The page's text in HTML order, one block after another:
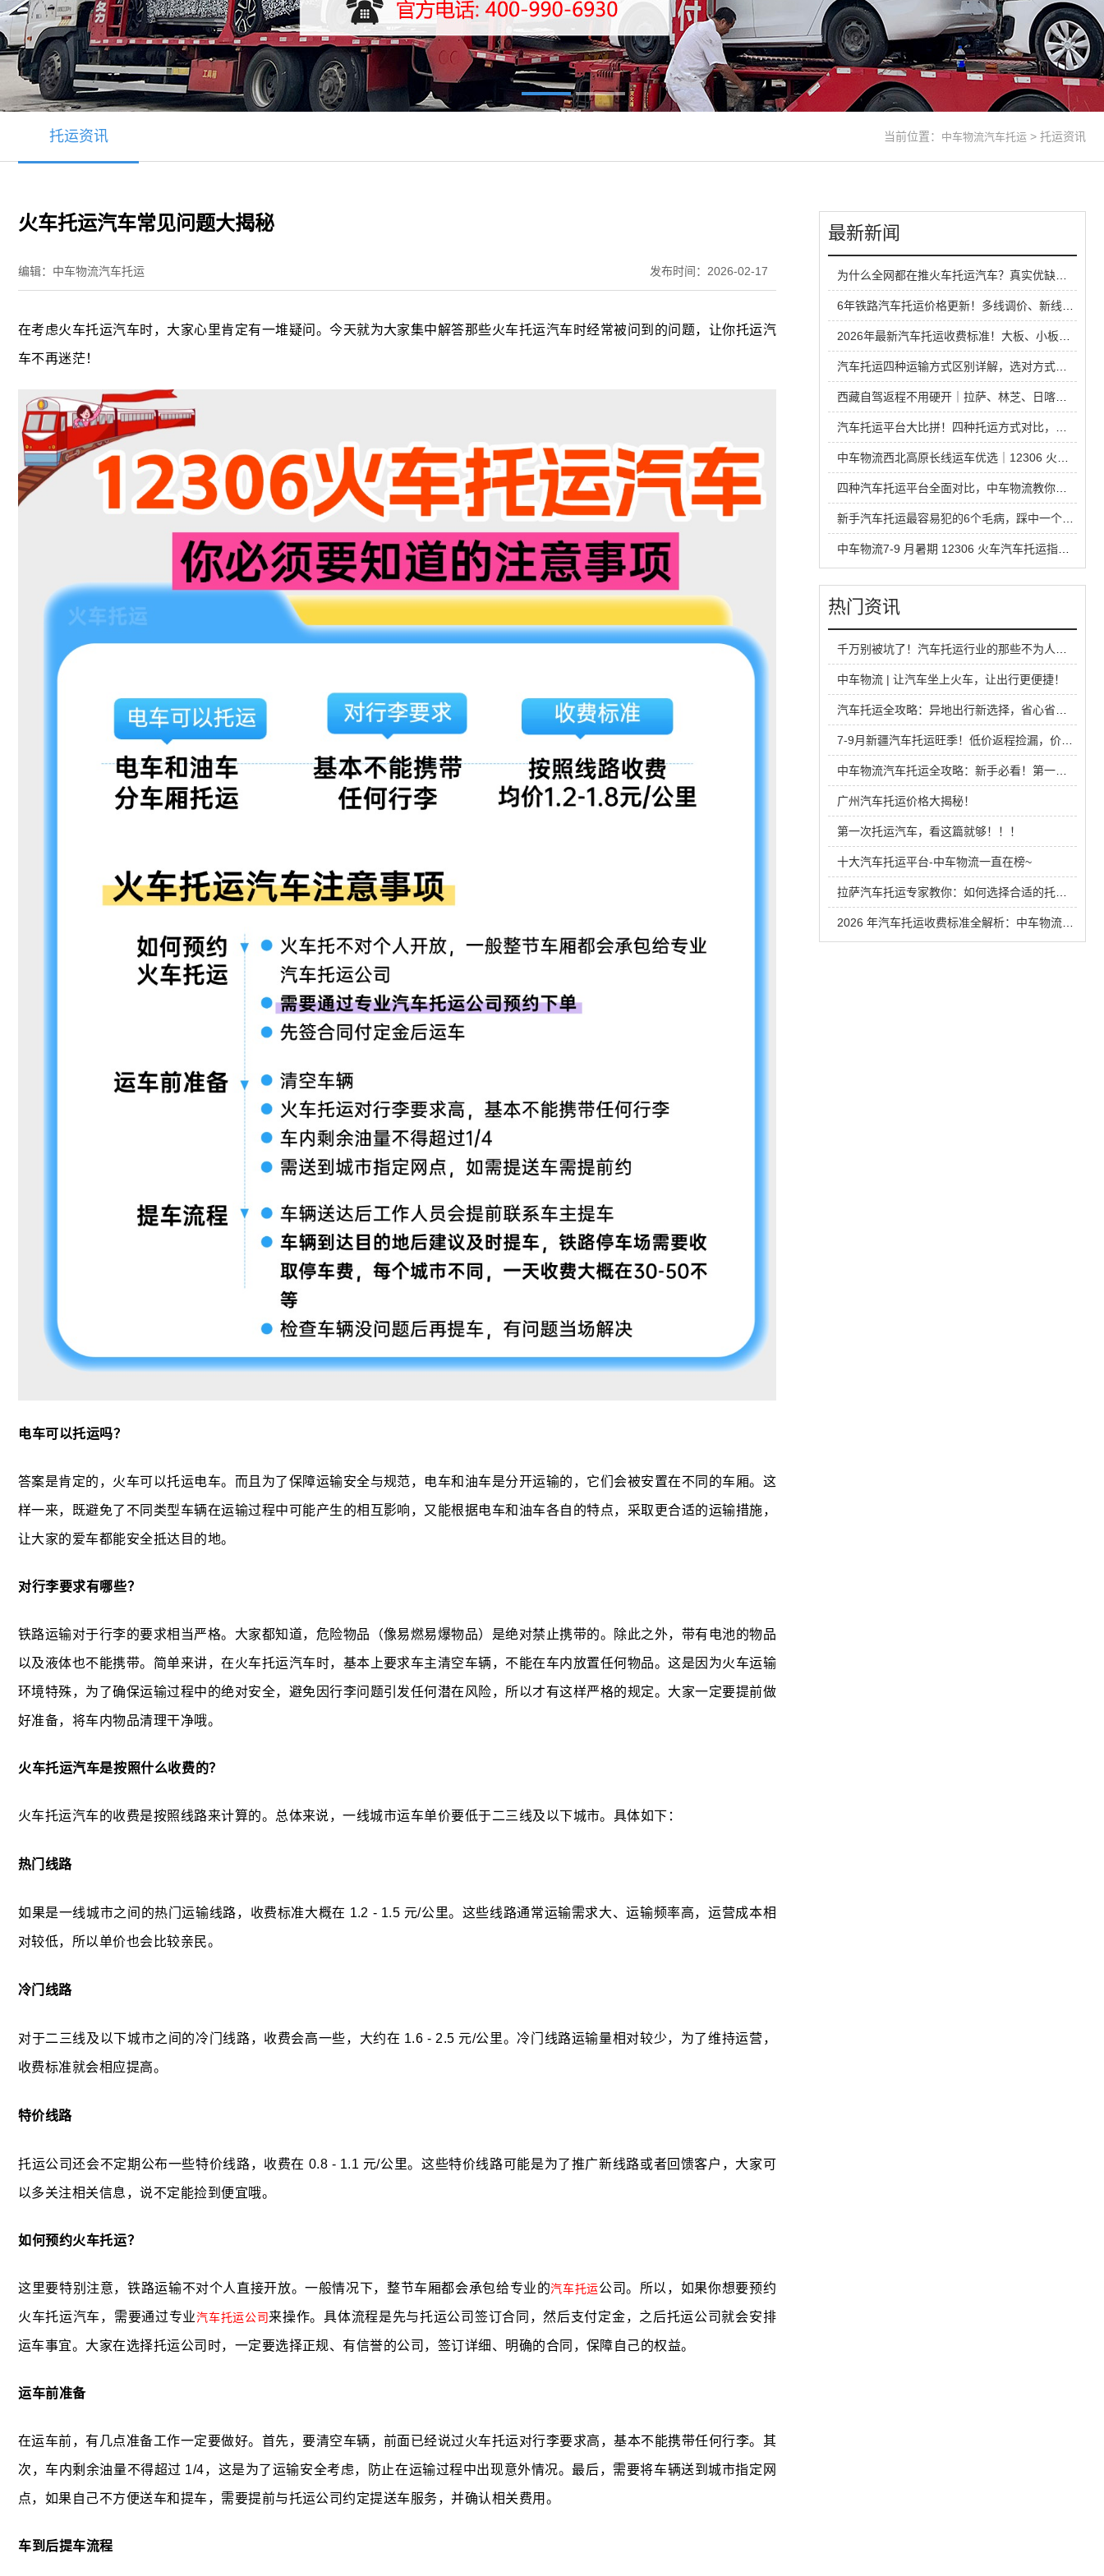
托运资讯 当前位置： 中车物流汽车托运 > 托运资讯
火车托运汽车常见问题大揭秘
编辑：中车物流汽车托运 发布时间：2026-02-17
在考虑火车托运汽车时，大家心里肯定有一堆疑问。今天就为大家集中解答那些火车托运汽车时经常被问到的问题，让你托运汽
车不再迷茫！
电车可以托运吗？
答案是肯定的，火车可以托运电车。而且为了保障运输安全与规范，电车和油车是分开运输的，它们会被安置在不同的车厢。这
样一来，既避免了不同类型车辆在运输过程中可能产生的相互影响，又能根据电车和油车各自的特点，采取更合适的运输措施，
让大家的爱车都能安全抵达目的地。
对行李要求有哪些？
铁路运输对于行李的要求相当严格。大家都知道，危险物品（像易燃易爆物品）是绝对禁止携带的。除此之外，带有电池的物品
以及液体也不能携带。简单来讲，在火车托运汽车时，基本上要求车主清空车辆，不能在车内放置任何物品。这是因为火车运输
环境特殊，为了确保运输过程中的绝对安全，避免因行李问题引发任何潜在风险，所以才有这样严格的规定。大家一定要提前做
好准备，将车内物品清理干净哦。
火车托运汽车是按照什么收费的？
火车托运汽车的收费是按照线路来计算的。总体来说，一线城市运车单价要低于二三线及以下城市。具体如下：
热门线路
如果是一线城市之间的热门运输线路，收费标准大概在 1.2 - 1.5 元/公里。这些线路通常运输需求大、运输频率高，运营成本相
对较低，所以单价也会比较亲民。
冷门线路
对于二三线及以下城市之间的冷门线路，收费会高一些，大约在 1.6 - 2.5 元/公里。冷门线路运输量相对较少，为了维持运营，
收费标准就会相应提高。
特价线路
托运公司还会不定期公布一些特价线路，收费在 0.8 - 1.1 元/公里。这些特价线路可能是为了推广新线路或者回馈客户，大家可
以多关注相关信息，说不定能捡到便宜哦。
如何预约火车托运？
这里要特别注意，铁路运输不对个人直接开放。一般情况下，整节车厢都会承包给专业的汽车托运公司。所以，如果你想要预约
火车托运汽车，需要通过专业汽车托运公司来操作。具体流程是先与托运公司签订合同，然后支付定金，之后托运公司就会安排
运车事宜。大家在选择托运公司时，一定要选择正规、有信誉的公司，签订详细、明确的合同，保障自己的权益。
运车前准备
在运车前，有几点准备工作一定要做好。首先，要清空车辆，前面已经说过火车托运对行李要求高，基本不能携带任何行李。其
次，车内剩余油量不得超过 1/4，这是为了运输安全考虑，防止在运输过程中出现意外情况。最后，需要将车辆送到城市指定网
点，如果自己不方便送车和提车，需要提前与托运公司约定提送车服务，并确认相关费用。
车到后提车流程
最新新闻
热门资讯
中车物流 | 让汽车坐上火车，让出行更便捷！
广州汽车托运价格大揭秘！
第一次托运汽车，看这篇就够！！！
十大汽车托运平台-中车物流一直在榜~